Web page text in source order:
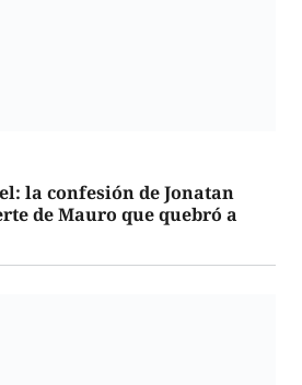
la confesión de Jonatan
de Mauro que quebró a